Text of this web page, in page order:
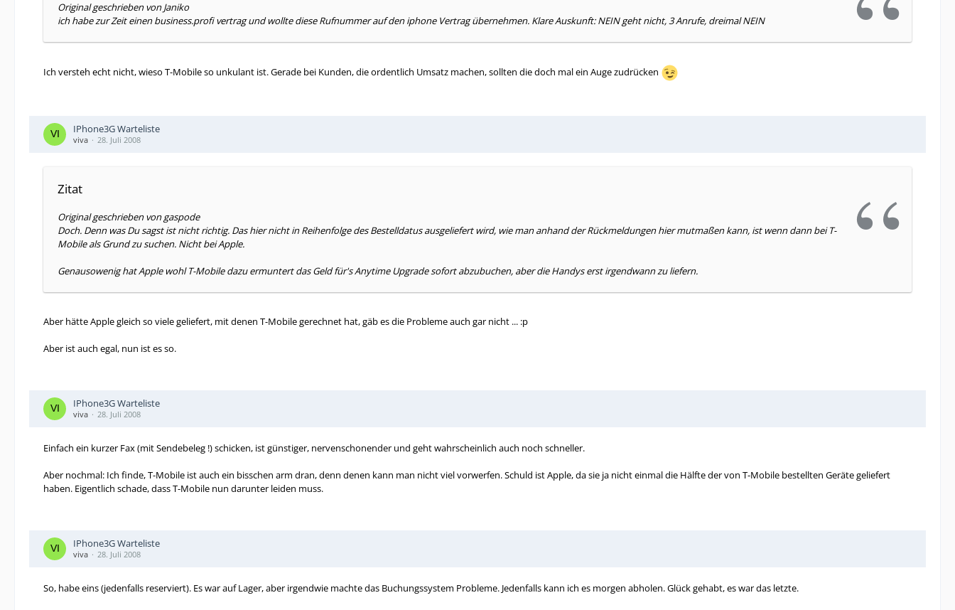
Original geschrieben von Janiko
ich habe zur Zeit einen business.profi vertrag und wollte diese Rufnummer auf den iphone Vertrag übernehmen. Klare Auskunft: NEIN geht nicht, 3 Anrufe, dreimal NEIN
Ich versteh echt nicht, wieso T-Mobile so unkulant ist. Gerade bei Kunden, die ordentlich Umsatz machen, sollten die doch mal ein Auge zudrücken
IPhone3G Warteliste
viva 28. Juli 2008
Zitat
Original geschrieben von gaspode
Doch. Denn was Du sagst ist nicht richtig. Das hier nicht in Reihenfolge des Bestelldatus ausgeliefert wird, wie man anhand der Rückmeldungen hier mutmaßen kann, ist wenn dann bei T-
Mobile als Grund zu suchen. Nicht bei Apple.
Genausowenig hat Apple wohl T-Mobile dazu ermuntert das Geld für's Anytime Upgrade sofort abzubuchen, aber die Handys erst irgendwann zu liefern.
Aber hätte Apple gleich so viele geliefert, mit denen T-Mobile gerechnet hat, gäb es die Probleme auch gar nicht ... :p
Aber ist auch egal, nun ist es so.
IPhone3G Warteliste
viva 28. Juli 2008
Einfach ein kurzer Fax (mit Sendebeleg !) schicken, ist günstiger, nervenschonender und geht wahrscheinlich auch noch schneller.
Aber nochmal: Ich finde, T-Mobile ist auch ein bisschen arm dran, denn denen kann man nicht viel vorwerfen. Schuld ist Apple, da sie ja nicht einmal die Hälfte der von T-Mobile bestellten Geräte geliefert
haben. Eigentlich schade, dass T-Mobile nun darunter leiden muss.
IPhone3G Warteliste
viva 28. Juli 2008
So, habe eins (jedenfalls reserviert). Es war auf Lager, aber irgendwie machte das Buchungssystem Probleme. Jedenfalls kann ich es morgen abholen. Glück gehabt, es war das letzte.